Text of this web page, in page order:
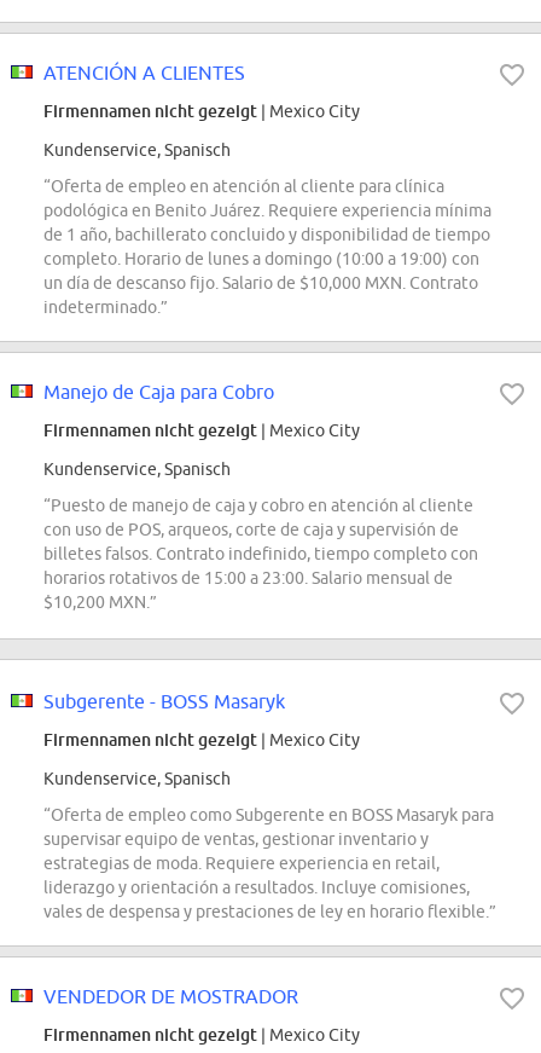
ATENCIÓN A CLIENTES
Firmennamen nicht gezeigt | Mexico City
Kundenservice, Spanisch
“Oferta de empleo en atención al cliente para clínica
podológica en Benito Juárez. Requiere experiencia mínima
de 1 año, bachillerato concluido y disponibilidad de tiempo
completo. Horario de lunes a domingo (10:00 a 19:00) con
un día de descanso fijo. Salario de $10,000 MXN. Contrato
indeterminado.”
Manejo de Caja para Cobro
Firmennamen nicht gezeigt | Mexico City
Kundenservice, Spanisch
“Puesto de manejo de caja y cobro en atención al cliente
con uso de POS, arqueos, corte de caja y supervisión de
billetes falsos. Contrato indefinido, tiempo completo con
horarios rotativos de 15:00 a 23:00. Salario mensual de
$10,200 MXN.”
Subgerente - BOSS Masaryk
Firmennamen nicht gezeigt | Mexico City
Kundenservice, Spanisch
“Oferta de empleo como Subgerente en BOSS Masaryk para
supervisar equipo de ventas, gestionar inventario y
estrategias de moda. Requiere experiencia en retail,
liderazgo y orientación a resultados. Incluye comisiones,
vales de despensa y prestaciones de ley en horario flexible.”
VENDEDOR DE MOSTRADOR
Firmennamen nicht gezeigt | Mexico City